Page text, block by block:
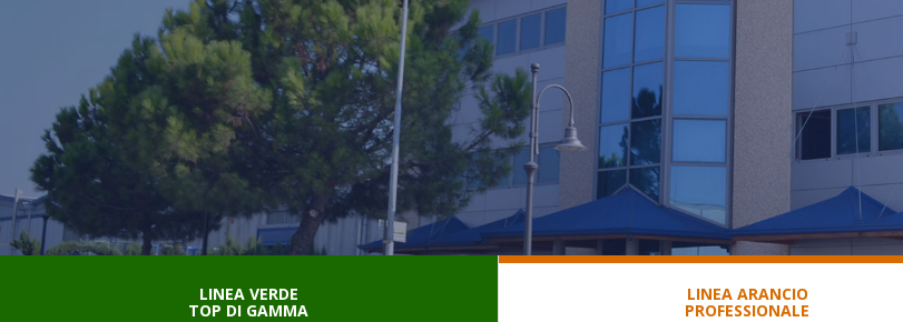
LINEA VERDE
TOP DI GAMMA
LINEA ARANCIO
PROFESSIONALE